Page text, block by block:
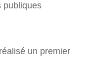
publiques
un premier